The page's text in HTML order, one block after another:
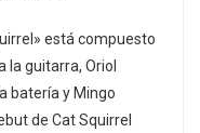
está compuesto
la guitarra, Oriol
batería y Mingo
de Cat Squirrel